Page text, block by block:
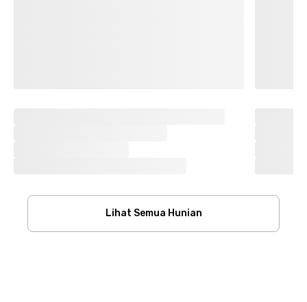
Lihat Semua Hunian